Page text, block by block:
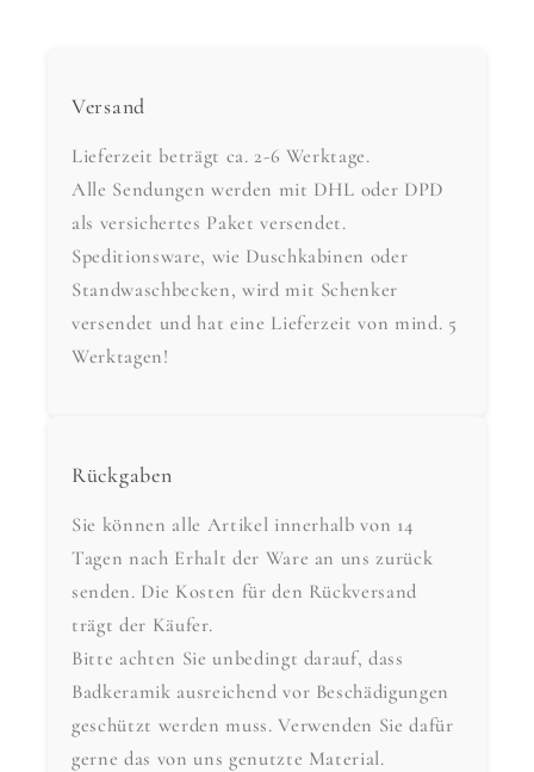
Versand
Lieferzeit beträgt ca. 2-6 Werktage.
Alle Sendungen werden mit DHL oder DPD
als versichertes Paket versendet.
Speditionsware, wie Duschkabinen oder
Standwaschbecken, wird mit Schenker
versendet und hat eine Lieferzeit von mind. 5
Werktagen!
Rückgaben
Sie können alle Artikel innerhalb von 14
Tagen nach Erhalt der Ware an uns zurück
senden. Die Kosten für den Rückversand
trägt der Käufer.
Bitte achten Sie unbedingt darauf, dass
Badkeramik ausreichend vor Beschädigungen
geschützt werden muss. Verwenden Sie dafür
gerne das von uns genutzte Material.